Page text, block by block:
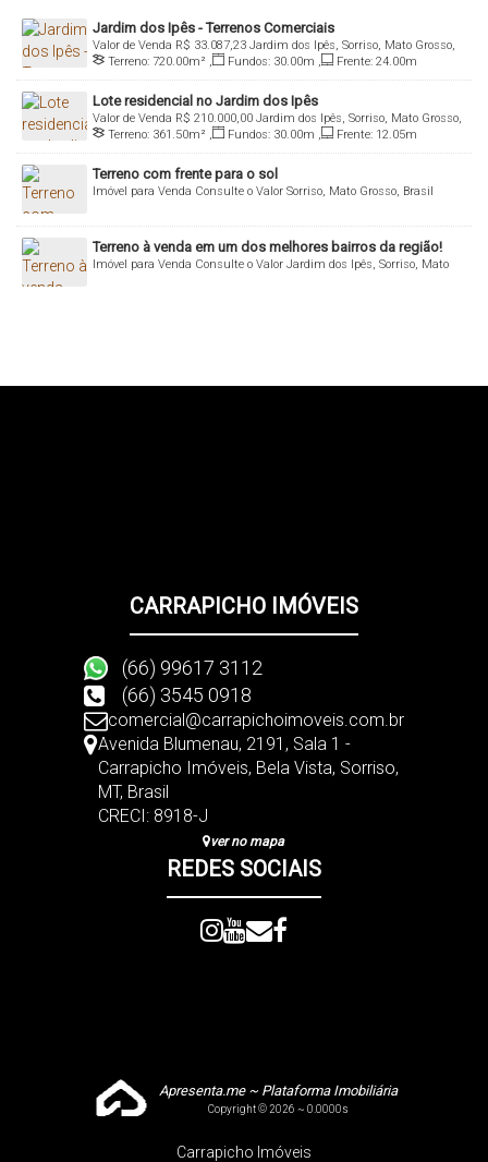
Jardim dos Ipês - Terrenos Comerciais
R$ 33.087,23
Valor de Venda
Jardim dos Ipês, Sorriso, Mato Grosso,
BrasilTerreno: 720.00m² , Fundos: 30.00m , Frente: 24.00m
Lote residencial no Jardim dos Ipês
R$ 210.000,00
Valor de Venda
Jardim dos Ipês, Sorriso, Mato Grosso,
BrasilTerreno: 361 .50m² , Fundos: 30.00m , Frente: 12.05m
Terreno com frente para o sol
Consulte o Valor
Imóvel para Venda Sorriso, Mato Grosso, Brasil
Terreno à venda em um dos melhores bairros da região!
Consulte o Valor
Imóvel para Venda
Jardim dos Ipês, Sorriso, Mato
CARRAPICHO IMÓVEIS
(66) 99617 3112
(66) 3545 0918
comercial@carrapichoimoveis.com.br
Avenida Blumenau, 2191 , Sala 1 -
Carrapicho Imóveis, Bela Vista, Sorriso,
MT, Brasil
CRECI: 8918-J
ver no mapa
REDES SOCIAIS
Apresenta.me ~ Plataforma Imobiliária
Copyright © 2026 ~ 0.0000s
Carrapicho Imóveis